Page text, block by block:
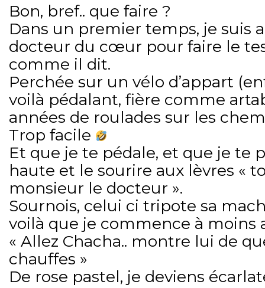
Bon, bref.. que faire ?
Dans un premier temps, je suis
docteur du cœur pour faire le
comme il dit.
Perchée sur un vélo d’appart
voilà pédalant, fière comme
années de roulades sur les
Trop facile
Et que je te pédale, et que je te
haute et le sourire aux lèvres «
monsieur le docteur ».
Sournois, celui ci tripote sa
voilà que je commence à moins
« Allez Chacha.. montre lui de
chauffes »
De rose pastel, je deviens